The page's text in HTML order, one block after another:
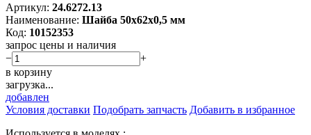
Артикул: 24.6272.13
Наименование: Шайба 50х62х0,5 мм
Код: 10152353
запрос цены и наличия
−
+
в корзину
загрузка...
добавлен
Условия доставки Подобрать запчасть Добавить в избранное